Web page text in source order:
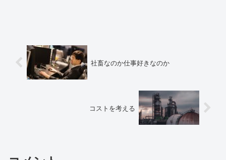
社畜なのか仕事好きなのか
コストを考える